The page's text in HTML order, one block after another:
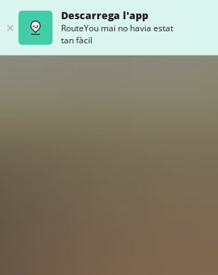
Descarrega l'app
RouteYou mai no havia estat
tan fàcil